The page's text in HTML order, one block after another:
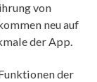
von
neu auf
der App.
der